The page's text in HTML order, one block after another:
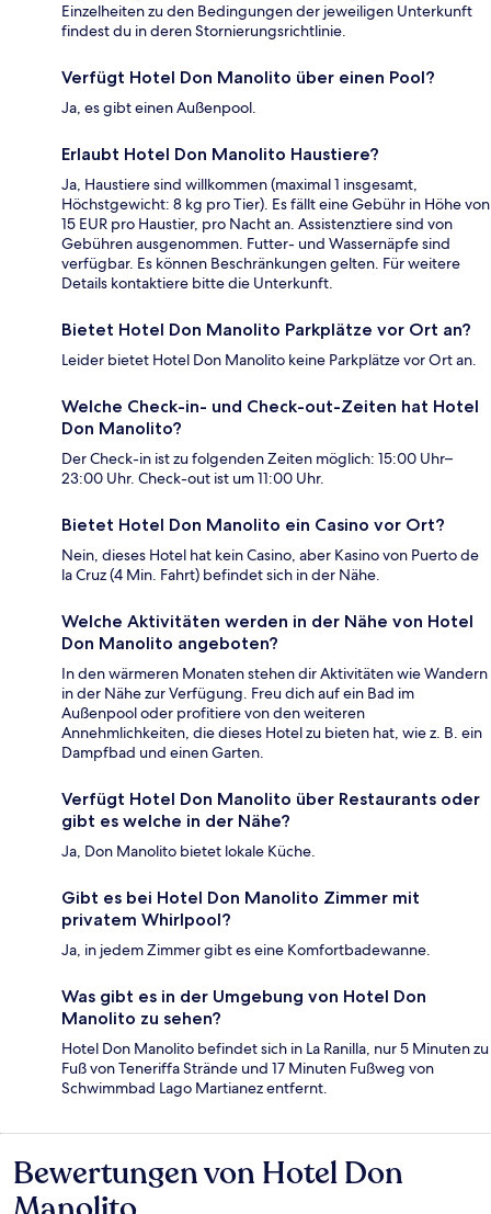
Einzelheiten zu den Bedingungen der jeweiligen Unterkunft
findest du in deren Stornierungsrichtlinie.
Verfügt Hotel Don Manolito über einen Pool?
Ja, es gibt einen Außenpool.
Erlaubt Hotel Don Manolito Haustiere?
Ja, Haustiere sind willkommen (maximal 1 insgesamt,
Höchstgewicht: 8 kg pro Tier). Es fällt eine Gebühr in Höhe von
15 EUR pro Haustier, pro Nacht an. Assistenztiere sind von
Gebühren ausgenommen. Futter- und Wassernäpfe sind
verfügbar. Es können Beschränkungen gelten. Für weitere
Details kontaktiere bitte die Unterkunft.
Bietet Hotel Don Manolito Parkplätze vor Ort an?
Leider bietet Hotel Don Manolito keine Parkplätze vor Ort an.
Welche Check-in- und Check-out-Zeiten hat Hotel
Don Manolito?
Der Check-in ist zu folgenden Zeiten möglich: 15:00 Uhr–
23:00 Uhr. Check-out ist um 11:00 Uhr.
Bietet Hotel Don Manolito ein Casino vor Ort?
Nein, dieses Hotel hat kein Casino, aber Kasino von Puerto de
la Cruz (4 Min. Fahrt) befindet sich in der Nähe.
Welche Aktivitäten werden in der Nähe von Hotel
Don Manolito angeboten?
In den wärmeren Monaten stehen dir Aktivitäten wie Wandern
in der Nähe zur Verfügung. Freu dich auf ein Bad im
Außenpool oder profitiere von den weiteren
Annehmlichkeiten, die dieses Hotel zu bieten hat, wie z. B. ein
Dampfbad und einen Garten.
Verfügt Hotel Don Manolito über Restaurants oder
gibt es welche in der Nähe?
Ja, Don Manolito bietet lokale Küche.
Gibt es bei Hotel Don Manolito Zimmer mit
privatem Whirlpool?
Ja, in jedem Zimmer gibt es eine Komfortbadewanne.
Was gibt es in der Umgebung von Hotel Don
Manolito zu sehen?
Hotel Don Manolito befindet sich in La Ranilla, nur 5 Minuten zu
Fuß von Teneriffa Strände und 17 Minuten Fußweg von
Schwimmbad Lago Martianez entfernt.
Bewertungen
Bewertungen von Hotel Don